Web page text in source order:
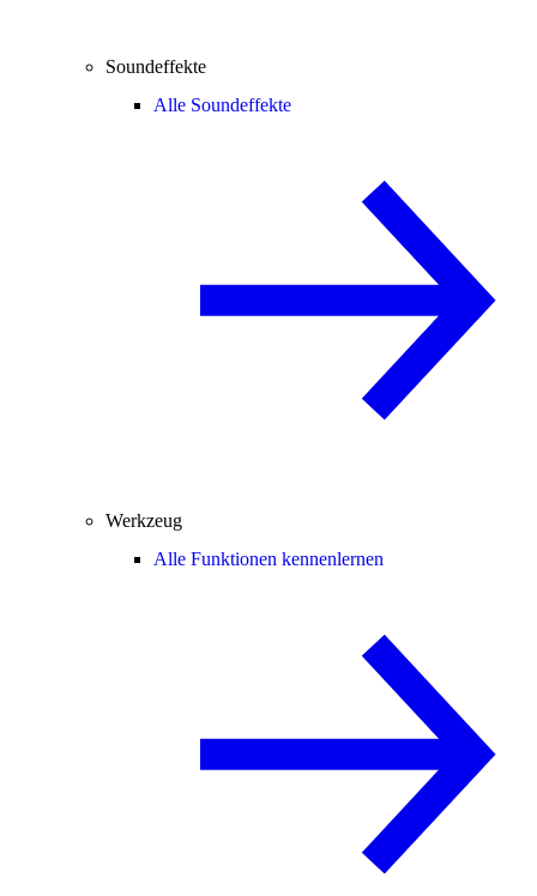
Soundeffekte
Alle Soundeffekte
Werkzeug
Alle Funktionen kennenlernen